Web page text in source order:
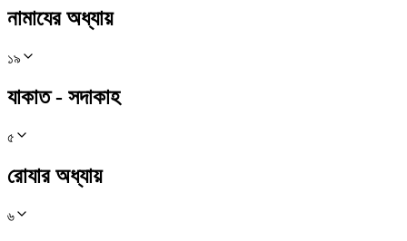
নামাযের অধ্যায়
১৯
যাকাত - সদাকাহ
৫
রোযার অধ্যায়
৬